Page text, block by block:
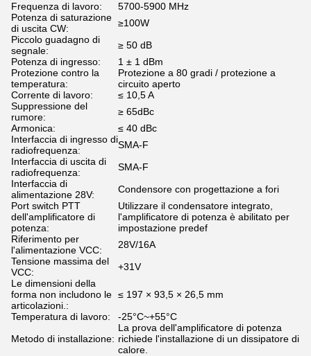
Frequenza di lavoro:
5700-5900 MHz
Potenza di saturazione
di uscita CW:
≥100W
Piccolo guadagno di
segnale:
≥ 50 dB
Potenza di ingresso:
1 ± 1 dBm
Protezione contro la
temperatura:
Protezione a 80 gradi / protezione a
circuito aperto
Corrente di lavoro:
≤ 10,5 A
Suppressione del
rumore:
≥ 65dBc
Armonica:
≤ 40 dBc
Interfaccia di ingresso di
radiofrequenza:
SMA-F
Interfaccia di uscita di
radiofrequenza:
SMA-F
Interfaccia di
alimentazione 28V:
Condensore con progettazione a fori
Port switch PTT
dell'amplificatore di
potenza:
Utilizzare il condensatore integrato,
l'amplificatore di potenza è abilitato per
impostazione predef
Riferimento per
l'alimentazione VCC:
28V/16A
Tensione massima del
VCC:
+31V
Le dimensioni della
forma non includono le
articolazioni.:
≤ 197 × 93,5 × 26,5 mm
Temperatura di lavoro:
-25°C~+55°C
Metodo di installazione:
La prova dell'amplificatore di potenza
richiede l'installazione di un dissipatore di
calore.